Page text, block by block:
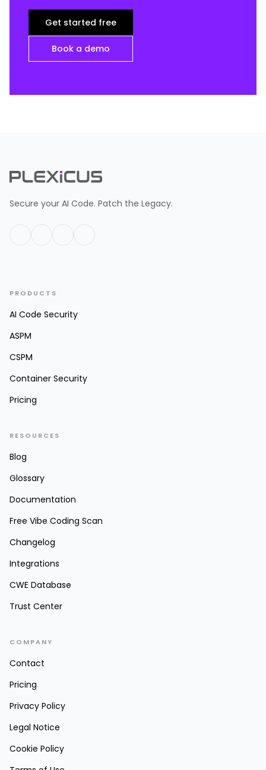
Get started free
Book a demo
Secure your AI Code. Patch the Legacy.
PRODUCTS
AI Code Security
ASPM
CSPM
Container Security
Pricing
RESOURCES
Blog
Glossary
Documentation
Free Vibe Coding Scan
Changelog
Integrations
CWE Database
Trust Center
COMPANY
Contact
Pricing
Privacy Policy
Legal Notice
Cookie Policy